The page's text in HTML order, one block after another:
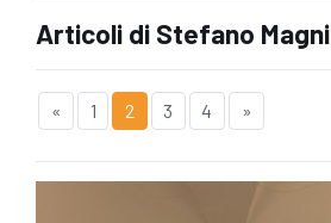
Articoli di Stefano Magni
« 1 2 3 4 »